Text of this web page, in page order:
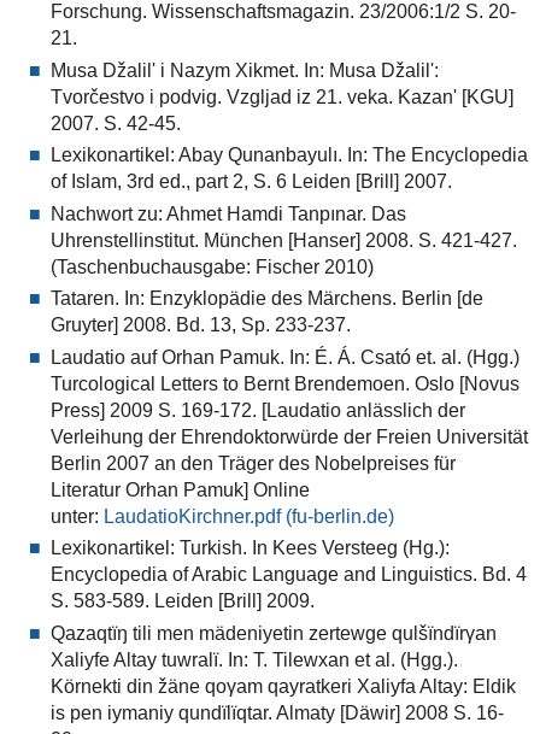
Forschung. Wissenschaftsmagazin. 23/2006:1/2 S. 20-
21.
Musa Džalil' i Nazym Xikmet. In: Musa Džalil':
Tvorčestvo i podvig. Vzgljad iz 21. veka. Kazan' [KGU]
2007. S. 42-45.
Lexikonartikel: Abay Qunanbayulı. In: The Encyclopedia
of Islam, 3rd ed., part 2, S. 6 Leiden [Brill] 2007.
Nachwort zu: Ahmet Hamdi Tanpınar. Das
Uhrenstellinstitut. München [Hanser] 2008. S. 421-427.
(Taschenbuchausgabe: Fischer 2010)
Tataren. In: Enzyklopädie des Märchens. Berlin [de
Gruyter] 2008. Bd. 13, Sp. 233-237.
Laudatio auf Orhan Pamuk. In: É. Á. Csató et. al. (Hgg.)
Turcological Letters to Bernt Brendemoen. Oslo [Novus
Press] 2009 S. 169-172. [Laudatio anlässlich der
Verleihung der Ehrendoktorwürde der Freien Universität
Berlin 2007 an den Träger des Nobelpreises für
Literatur Orhan Pamuk] Online
unter: LaudatioKirchner.pdf (fu-berlin.de)
Lexikonartikel: Turkish. In Kees Versteeg (Hg.):
Encyclopedia of Arabic Language and Linguistics. Bd. 4
S. 583-589. Leiden [Brill] 2009.
Qazaqtïŋ tili men mädeniyetin zertewge qulšïndïrγan
Xaliyfe Altay tuwralï. In: T. Tilewxan et al. (Hgg.).
Körnekti din žäne qoγam qayratkeri Xaliyfa Altay: Eldik
is pen iymaniy qundïlïqtar. Almaty [Däwir] 2008 S. 16-